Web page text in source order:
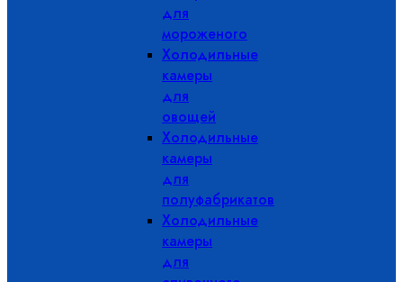
для
мороженого
Холодильные
камеры
для
овощей
Холодильные
камеры
для
полуфабрикатов
Холодильные
камеры
для